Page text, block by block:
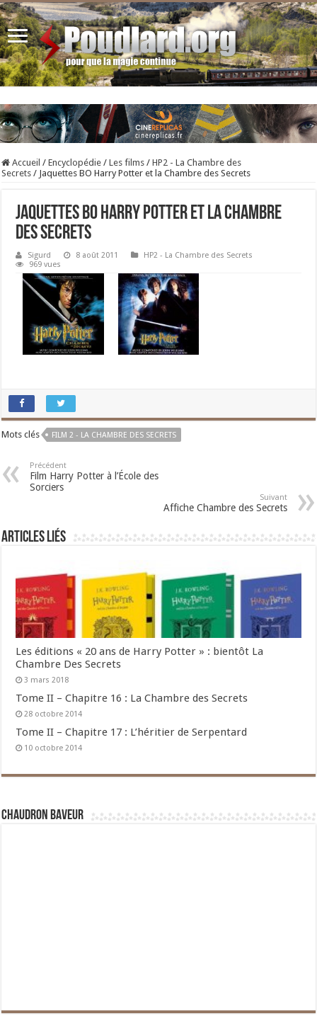
Accueil / Encyclopédie / Les films / HP2 - La Chambre des
Secrets / Jaquettes BO Harry Potter et la Chambre des Secrets
Jaquettes BO Harry Potter et la Chambre
des Secrets
Sigurd 8 août 2011
HP2 - La Chambre des Secrets
969 vues
Mots clés FILM 2 - LA CHAMBRE DES SECRETS
Précédent
Film Harry Potter à l’École des
Sorciers
Suivant
Affiche Chambre des Secrets
Articles liés
Les éditions « 20 ans de Harry Potter » : bientôt La
Chambre Des Secrets
3 mars 2018
Tome II – Chapitre 16 : La Chambre des Secrets
28 octobre 2014
Tome II – Chapitre 17 : L’héritier de Serpentard
10 octobre 2014
Chaudron Baveur